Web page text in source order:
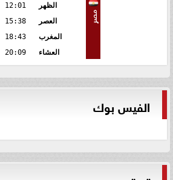
مصر
الظهر
12:01
العصر
15:38
المغرب
18:43
العشاء
20:09
الفيس بوك